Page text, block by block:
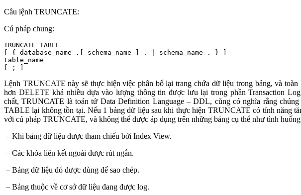
Câu lệnh TRUNCATE:
Cú pháp chung:
TRUNCATE TABLE
[ { database_name .[ schema_name ] . | schema_name . } ]
table_name
[ ; ]
Lệnh TRUNCATE này sẽ thực hiện việc phân bổ lại trang chứa dữ liệu trong bảng, và
hơn DELETE khá nhiều dựa vào lượng thông tin được lưu lại trong phần Transaction
chất, TRUNCATE là toán tử Data Definition Language – DDL, cũng có nghĩa rằng
TABLE lại không tồn tại. Nếu 1 bảng dữ liệu sau khi thực hiện TRUNCATE có tính năng
với cú pháp TRUNCATE, và không thể được áp dụng trên những bảng cụ thể như tình
– Khi bảng dữ liệu được tham chiếu bởi Index View.
– Các khóa liên kết ngoài được rút ngắn.
– Bảng dữ liệu đó được dùng để sao chép.
– Bảng thuộc về cơ sở dữ liệu đang được log.